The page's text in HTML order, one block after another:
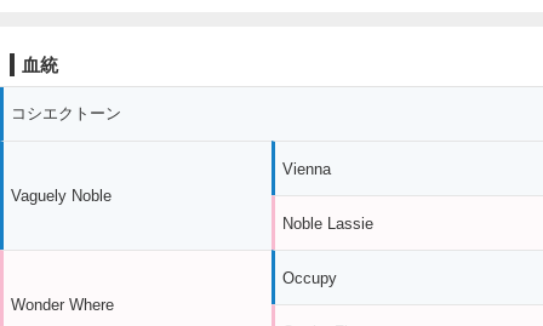
血統
コシエクトーン
Vaguely Noble
Wonder Where
Vienna
Noble Lassie
Occupy